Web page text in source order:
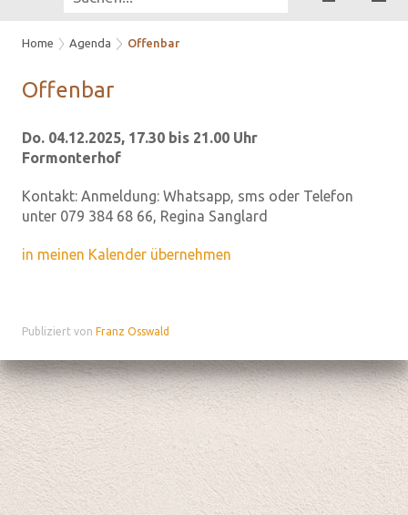
Home Agenda Offenbar
Of­fen­bar
Do. 04.12.2025, 17.30 bis 21.00 Uhr
Formonterhof
Kontakt: Anmeldung: Whatsapp, sms oder Telefon
unter 079 384 68 66, Regina Sanglard
in meinen Kalender übernehmen
Publiziert von Franz Osswald